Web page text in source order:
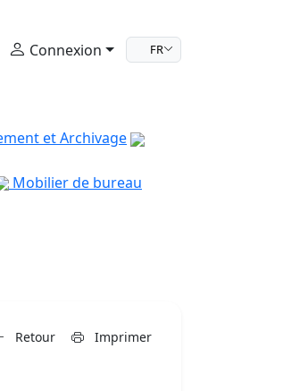
Connexion FR
et Archivage
Mobilier de bureau
Retour Imprimer